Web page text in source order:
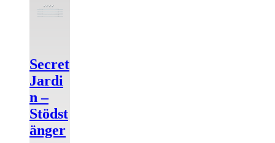
Secret
Jardi
n –
Stödst
änger
flera
varianter.
kan
väljas
på
produktsidan